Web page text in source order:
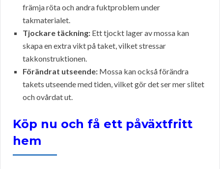
främja röta och andra fuktproblem under
takmaterialet.
Tjockare täckning: Ett tjockt lager av mossa kan
skapa en extra vikt på taket, vilket stressar
takkonstruktionen.
Förändrat utseende: Mossa kan också förändra
takets utseende med tiden, vilket gör det ser mer slitet
och ovårdat ut.
Köp nu och få ett påväxtfritt
hem